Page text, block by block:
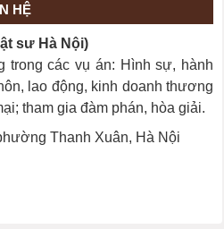
HỆ
sư Hà Nội)
trong các vụ án: Hình sự, hành
lao động, kinh doanh thương
tham gia đàm phán, hòa giải.
Thanh Xuân, Hà Nội